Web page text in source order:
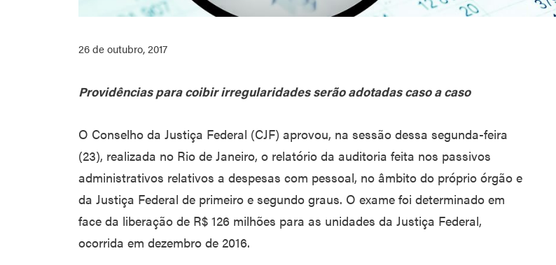
26 de outubro, 2017
Providências para coibir irregularidades serão adotadas caso a caso
O Conselho da Justiça Federal (CJF) aprovou, na sessão dessa segunda-feira
(23), realizada no Rio de Janeiro, o relatório da auditoria feita nos passivos
administrativos relativos a despesas com pessoal, no âmbito do próprio órgão e
da Justiça Federal de primeiro e segundo graus. O exame foi determinado em
face da liberação de R$ 126 milhões para as unidades da Justiça Federal,
ocorrida em dezembro de 2016.